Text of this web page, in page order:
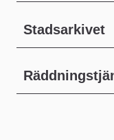
Stadsarkivet